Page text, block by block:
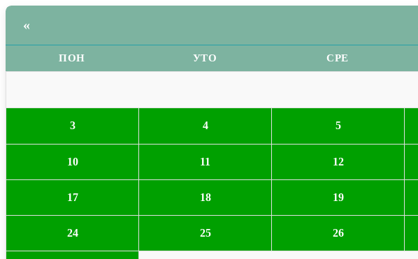
«
ПОН УТО СРЕ
3 4 5
10 11 12
17 18 19
24 25 26